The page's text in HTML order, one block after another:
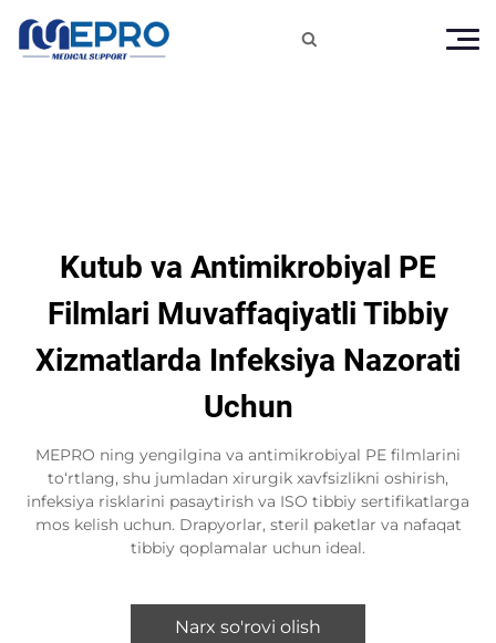

Kutub va Antimikrobiyal PE
Filmlari Muvaffaqiyatli Tibbiy
Xizmatlarda Infeksiya Nazorati
Uchun
MEPRO ning yengilgina va antimikrobiyal PE filmlarini
to‘rtlang, shu jumladan xirurgik xavfsizlikni oshirish,
infeksiya risklarini pasaytirish va ISO tibbiy sertifikatlarga
mos kelish uchun. Drapyorlar, steril paketlar va nafaqat
tibbiy qoplamalar uchun ideal.
Narx so'rovi olish